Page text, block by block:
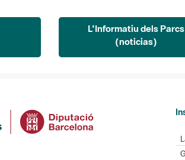
L'Informatiu dels Parcs
(noticias)